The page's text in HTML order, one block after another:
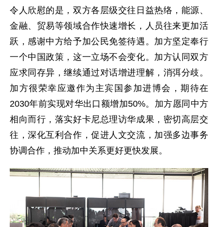
令人欣慰的是，双方各层级交往日益热络，能源、
金融、贸易等领域合作快速增长，人员往来更加活
跃，感谢中方给予加公民免签待遇。加方坚定奉行
一个中国政策，这一立场不会变化。加方认同双方
应求同存异，继续通过对话增进理解，消弭分歧。
加方很荣幸应邀作为主宾国参加进博会，期待在
2030年前实现对华出口额增加50%。加方愿同中方
相向而行，落实好卡尼总理访华成果，密切高层交
往，深化互利合作，促进人文交流，加强多边事务
协调合作，推动加中关系更好更快发展。